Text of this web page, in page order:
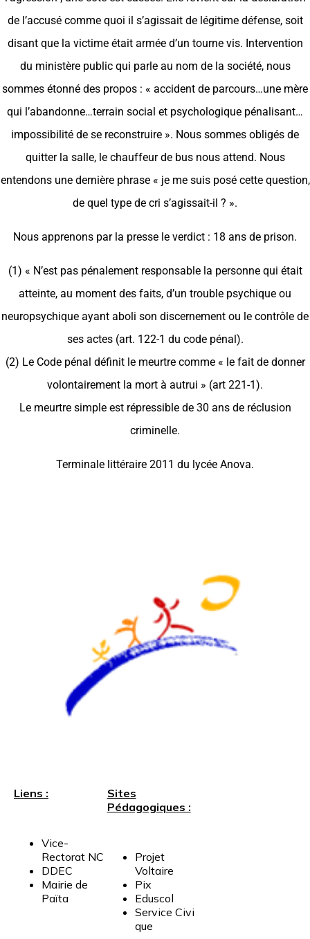
de l’accusé comme quoi il s’agissait de légitime défense, soit
disant que la victime était armée d’un tourne vis. Intervention
du ministère public qui parle au nom de la société, nous
sommes étonné des propos : « accident de parcours…une mère
qui l’abandonne…terrain social et psychologique pénalisant…
impossibilité de se reconstruire ». Nous sommes obligés de
quitter la salle, le chauffeur de bus nous attend. Nous
entendons une dernière phrase « je me suis posé cette question,
de quel type de cri s’agissait-il ? ».
Nous apprenons par la presse le verdict : 18 ans de prison.
(1) « N’est pas pénalement responsable la personne qui était
atteinte, au moment des faits, d’un trouble psychique ou
neuropsychique ayant aboli son discernement ou le contrôle de
ses actes (art. 122-1 du code pénal).
(2) Le Code pénal définit le meurtre comme « le fait de donner
volontairement la mort à autrui » (art 221-1).
Le meurtre simple est répressible de 30 ans de réclusion
criminelle.
Terminale littéraire 2011 du lycée Anova.
Liens :
Vice-
Rectorat NC
DDEC
Mairie de
Païta
Sites
Pédagogiques :
Projet
Voltaire
Pix
Eduscol
Service Civi
que